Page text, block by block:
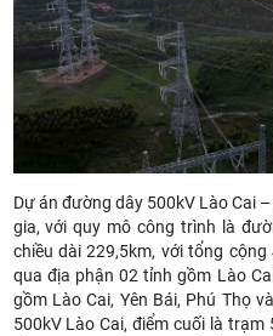
Dự án đường dây 500kV Lào Cai
gia, với quy mô công trình là
chiều dài 229,5km, với tổng
qua địa phận 02 tỉnh gồm Lào
gồm Lào Cai, Yên Bái, Phú Thọ
500kV Lào Cai, điểm cuối là